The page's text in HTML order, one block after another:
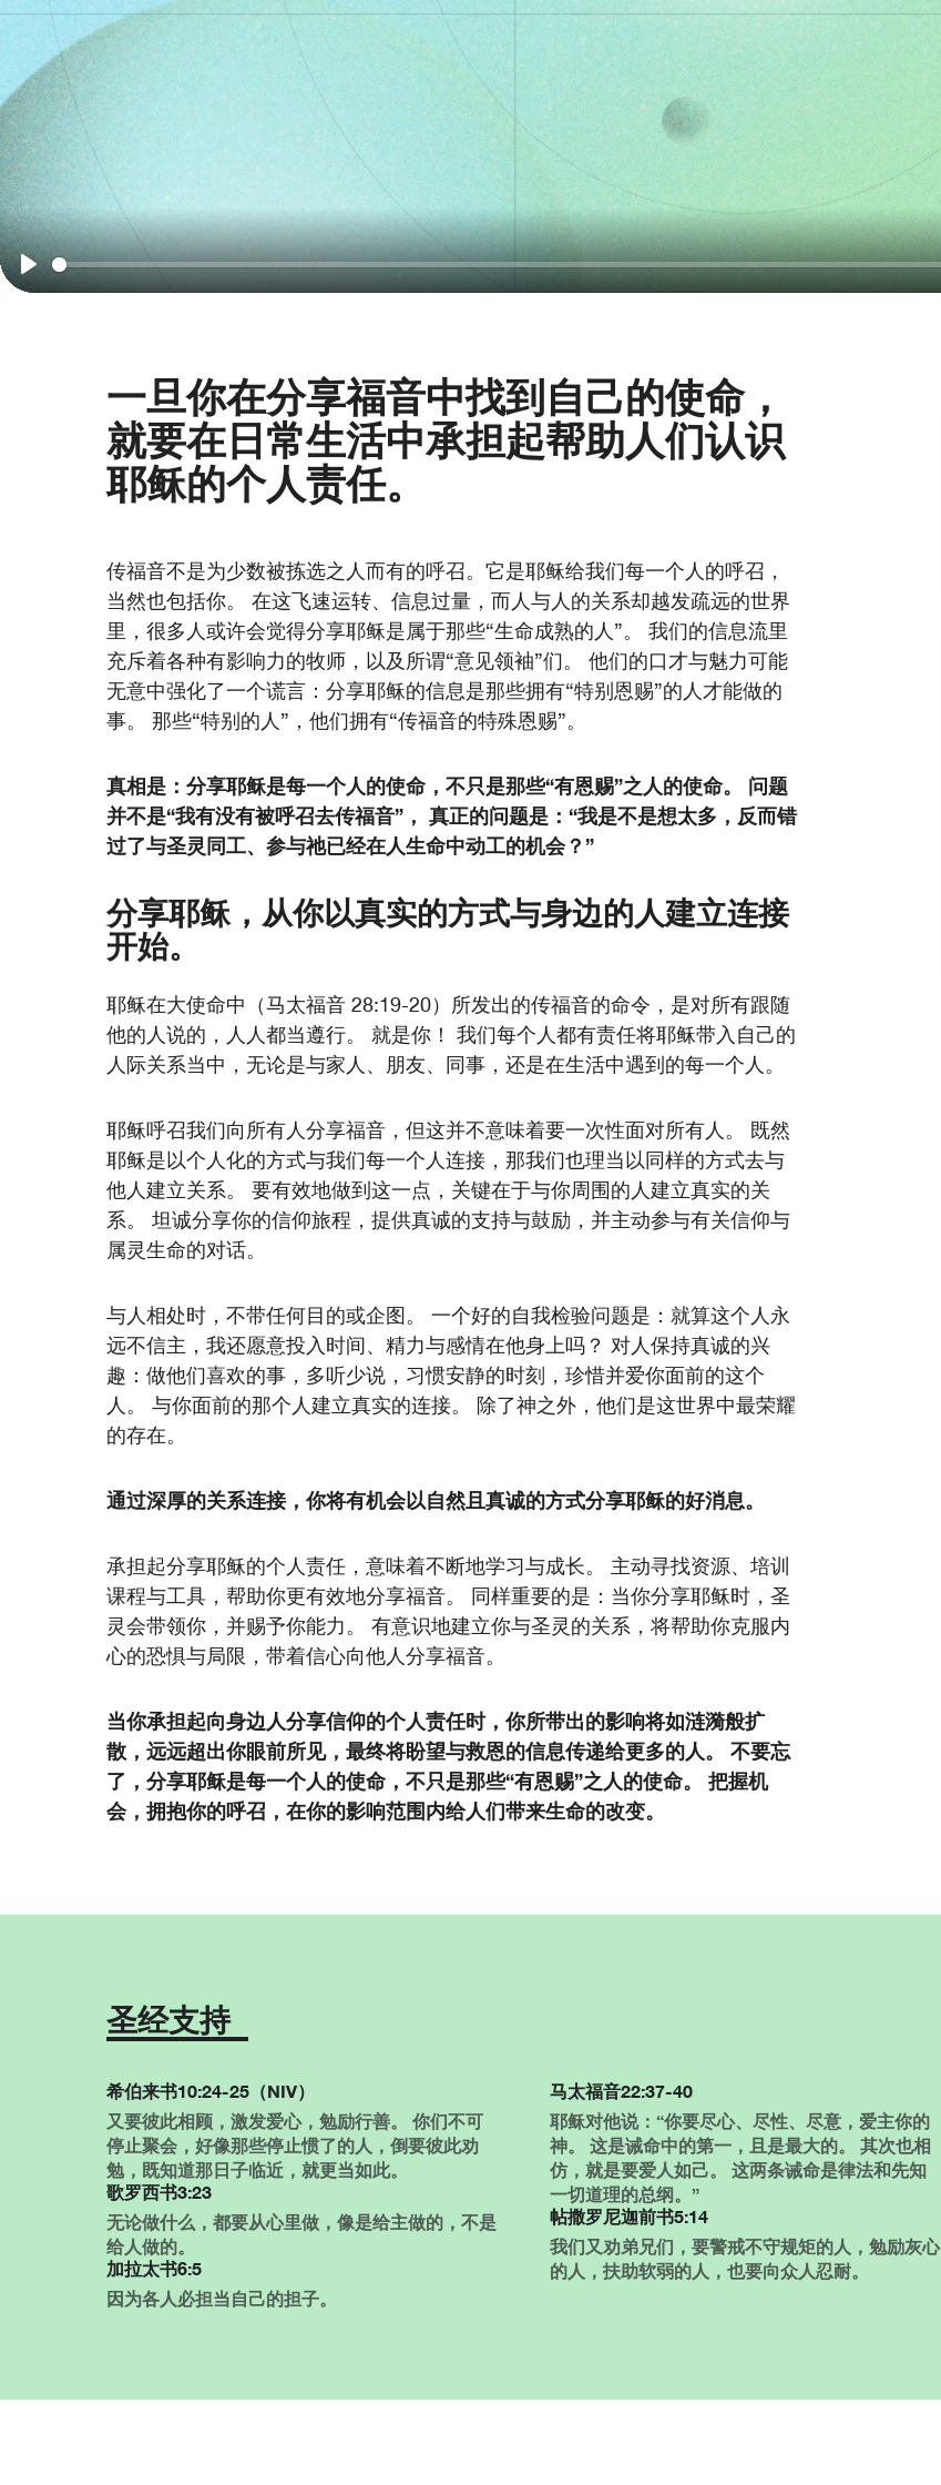
Play
一旦你在分享福音中找到自己的使命，
就要在日常生活中承担起帮助人们认识
耶稣的个人责任。
传福音不是为少数被拣选之人而有的呼召。它是耶稣给我们每一个人的呼召，
当然也包括你。 在这飞速运转、信息过量，而人与人的关系却越发疏远的世界
里，很多人或许会觉得分享耶稣是属于那些“生命成熟的人”。 我们的信息流里
充斥着各种有影响力的牧师，以及所谓“意见领袖”们。 他们的口才与魅力可能
无意中强化了一个谎言：分享耶稣的信息是那些拥有“特别恩赐”的人才能做的
事。 那些“特别的人”，他们拥有“传福音的特殊恩赐”。
真相是：分享耶稣是每一个人的使命，不只是那些“有恩赐”之人的使命。 问题
并不是“我有没有被呼召去传福音”， 真正的问题是：“我是不是想太多，反而错
过了与圣灵同工、参与祂已经在人生命中动工的机会？”
分享耶稣，从你以真实的方式与身边的人建立连接
开始。
耶稣在大使命中（马太福音 28:19-20）所发出的传福音的命令，是对所有跟随
他的人说的，人人都当遵行。 就是你！ 我们每个人都有责任将耶稣带入自己的
人际关系当中，无论是与家人、朋友、同事，还是在生活中遇到的每一个人。
耶稣呼召我们向所有人分享福音，但这并不意味着要一次性面对所有人。 既然
耶稣是以个人化的方式与我们每一个人连接，那我们也理当以同样的方式去与
他人建立关系。 要有效地做到这一点，关键在于与你周围的人建立真实的关
系。 坦诚分享你的信仰旅程，提供真诚的支持与鼓励，并主动参与有关信仰与
属灵生命的对话。
与人相处时，不带任何目的或企图。 一个好的自我检验问题是：就算这个人永
远不信主，我还愿意投入时间、精力与感情在他身上吗？ 对人保持真诚的兴
趣：做他们喜欢的事，多听少说，习惯安静的时刻，珍惜并爱你面前的这个
人。 与你面前的那个人建立真实的连接。 除了神之外，他们是这世界中最荣耀
的存在。
通过深厚的关系连接，你将有机会以自然且真诚的方式分享耶稣的好消息。
承担起分享耶稣的个人责任，意味着不断地学习与成长。 主动寻找资源、培训
课程与工具，帮助你更有效地分享福音。 同样重要的是：当你分享耶稣时，圣
灵会带领你，并赐予你能力。 有意识地建立你与圣灵的关系，将帮助你克服内
心的恐惧与局限，带着信心向他人分享福音。
当你承担起向身边人分享信仰的个人责任时，你所带出的影响将如涟漪般扩
散，远远超出你眼前所见，最终将盼望与救恩的信息传递给更多的人。 不要忘
了，分享耶稣是每一个人的使命，不只是那些“有恩赐”之人的使命。 把握机
会，拥抱你的呼召，在你的影响范围内给人们带来生命的改变。
圣经支持
希伯来书10:24-25（NIV）
又要彼此相顾，激发爱心，勉励行善。 你们不可
停止聚会，好像那些停止惯了的人，倒要彼此劝
勉，既知道那日子临近，就更当如此。
歌罗西书3:23
无论做什么，都要从心里做，像是给主做的，不是
给人做的。
加拉太书6:5
因为各人必担当自己的担子。
马太福音22:37-40
耶稣对他说：“你要尽心、尽性、尽意，爱主你的
神。 这是诫命中的第一，且是最大的。 其次也相
仿，就是要爱人如己。 这两条诫命是律法和先知
一切道理的总纲。”
帖撒罗尼迦前书5:14
我们又劝弟兄们，要警戒不守规矩的人，勉励灰心
的人，扶助软弱的人，也要向众人忍耐。